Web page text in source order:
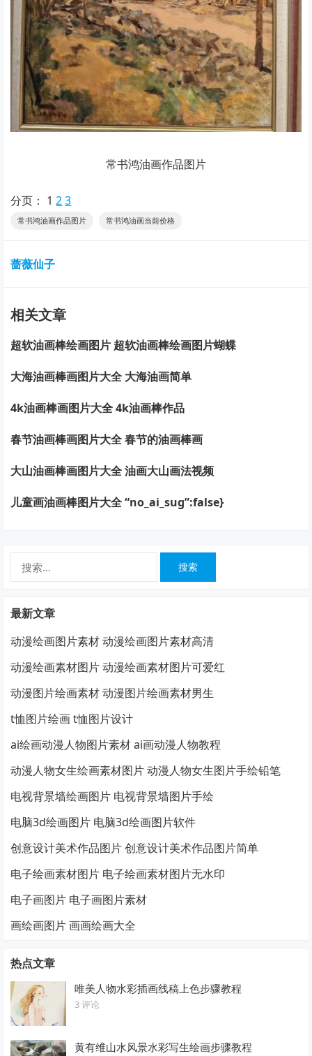
常书鸿油画作品图片
分页： 1 2 3
常书鸿油画作品图片 常书鸿油画当前价格
蔷薇仙子
相关文章
超软油画棒绘画图片 超软油画棒绘画图片蝴蝶
大海油画棒画图片大全 大海油画简单
4k油画棒画图片大全 4k油画棒作品
春节油画棒画图片大全 春节的油画棒画
大山油画棒画图片大全 油画大山画法视频
儿童画油画棒图片大全 “no_ai_sug”:false}
最新文章
动漫绘画图片素材 动漫绘画图片素材高清
动漫绘画素材图片 动漫绘画素材图片可爱红
动漫图片绘画素材 动漫图片绘画素材男生
t恤图片绘画 t恤图片设计
ai绘画动漫人物图片素材 ai画动漫人物教程
动漫人物女生绘画素材图片 动漫人物女生图片手绘铅笔
电视背景墙绘画图片 电视背景墙图片手绘
电脑3d绘画图片 电脑3d绘画图片软件
创意设计美术作品图片 创意设计美术作品图片简单
电子绘画素材图片 电子绘画素材图片无水印
电子画图片 电子画图片素材
画绘画图片 画画绘画大全
热点文章
唯美人物水彩插画线稿上色步骤教程
3 评论
黄有维山水风景水彩写生绘画步骤教程